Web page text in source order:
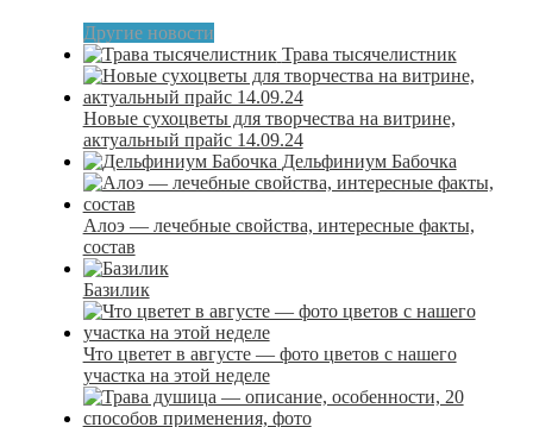
Другие новости
Трава тысячелистник
Новые сухоцветы для творчества на витрине,
актуальный прайс 14.09.24
Дельфиниум Бабочка
Алоэ — лечебные свойства, интересные факты,
состав
Базилик
Что цветет в августе — фото цветов с нашего
участка на этой неделе